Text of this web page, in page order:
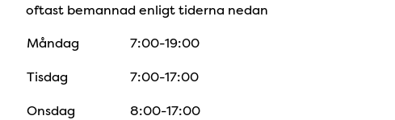
oftast bemannad enligt tiderna nedan
Måndag
7:00-19:00
Tisdag
7:00-17:00
Onsdag
8:00-17:00